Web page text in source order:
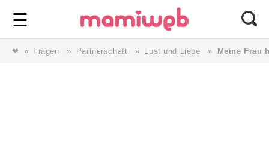
☰ ⎯ Wir lieben Familie ⎯
❤ Fragen Partnerschaft Lust und Liebe Meine Frau